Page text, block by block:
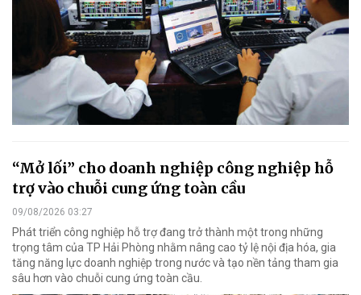
“Mở lối” cho doanh nghiệp công nghiệp hỗ
trợ vào chuỗi cung ứng toàn cầu
09/08/2026 03:27
Phát triển công nghiệp hỗ trợ đang trở thành một trong những
trọng tâm của TP Hải Phòng nhằm nâng cao tỷ lệ nội địa hóa, gia
tăng năng lực doanh nghiệp trong nước và tạo nền tảng tham gia
sâu hơn vào chuỗi cung ứng toàn cầu.